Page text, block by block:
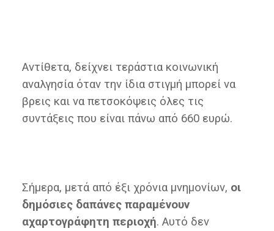
Αντίθετα, δείχνει τεράστια κοινωνική
αναλγησία όταν την ίδια στιγμή μπορεί να
βρεις και να πετσοκόψεις όλες τις
συντάξεις που είναι πάνω από 660 ευρώ.
Σήμερα, μετά από έξι χρόνια μνημονίων, οι
δημόσιες δαπάνες παραμένουν
αχαρτογράφητη περιοχή. Αυτό δεν